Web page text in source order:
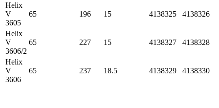
Helix
V
3605
65 196 15 4138325 4138326
Helix
V
3606/2
65 227 15 4138327 4138328
Helix
V
3606
65 237 18.5 4138329 4138330